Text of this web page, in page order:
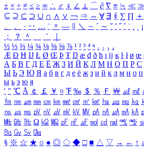
± × ÷ ≠ ≤ ≥ ∞ ∴ ♂ ♀ ∠ ⊥ ⌒ ∂ ∇ ≡ ≒ ≪
⊆ ⊇ ⊂ ⊃ ∪ ∩ ∧ ∨ ￢ ⇒ ⇔ ∀ ∃ ∮ ∑ ∏ ＋
、
。 · ‥ … ¨ 〃 ― ＼ ∼ ´ ～ ˇ ˘ ˝ ˚ ˙ ¸ ¡
；
？ ＾ ｀
½ ⅓ ⅔ ¼ ¾ ⅛ ⅜ ⅝ ⅞ ¹ ² ³ ⁴ ⁿ ₁ ₂ ₃ ₄
Æ Ð Ħ Ĳ Ł Ø Œ Þ Ŧ Ŋ æ đ ð ħ ı ĳ ĸ ŀ ł ø œ
А Б В Г Д Е Ё Ж З И Й К Л М Н О П Р С
Ы Ь Э Ю Я а б в г д е ё ж з и й к л м н о п
ы ь э ю я
′ ″ ℃ Å ￠ ￡ ￥ ¤ ℉ ‰ ＄ ％ Ｆ ￦ ㎕ ㎖
㎙ ㎚ ㎛ ㎜ ㎝ ㎞ ㎟ ㎠ ㎡ ㎢ ㏊ ㎍ ㎎ ㎏
㎱ ㎲ ㎳ ㎴ ㎵ ㎶ ㎷ ㎸ ㎹ ㎀ ㎁ ㎂ ㎃ ㎄
㎒ ㎓ ㎔ Ω ㏀ ㏁ ㎊ ㎋ ㎌ ㏖ ㏅ ㎭ ㎮ ㎯
㏃ ㏉ ㏜ ㏆
§ ※ ☆ ★ ○ ● ◎ ◇ ◆ □ ■ △ ▽ → ← ↑ ↓